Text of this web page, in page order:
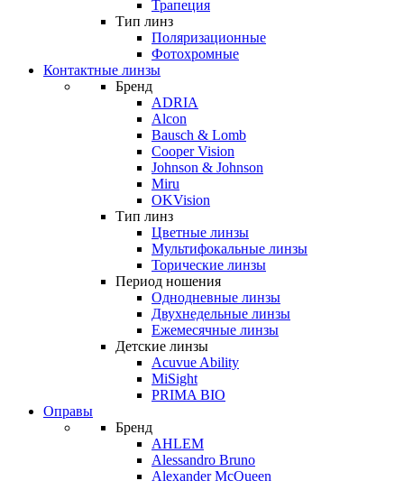
Трапеция
Тип линз
Поляризационные
Фотохромные
Контактные линзы
Бренд
ADRIA
Alcon
Bausch & Lomb
Cooper Vision
Johnson & Johnson
Miru
OKVision
Тип линз
Цветные линзы
Мультифокальные линзы
Торические линзы
Период ношения
Однодневные линзы
Двухнедельные линзы
Ежемесячные линзы
Детские линзы
Acuvue Ability
MiSight
PRIMA BIO
Оправы
Бренд
AHLEM
Alessandro Bruno
Alexander McQueen